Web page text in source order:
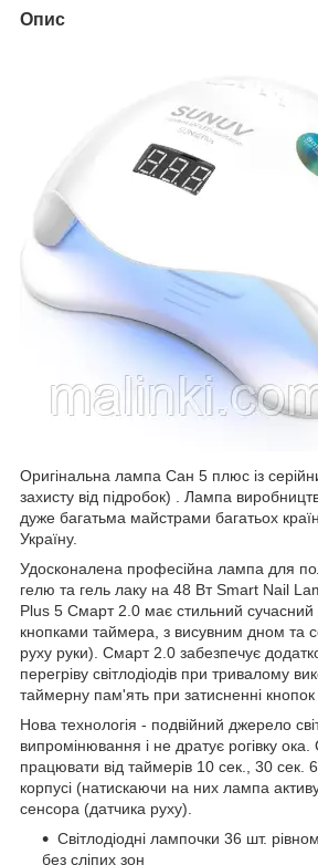
Опис
Оригінальна лампа Сан 5 плюс із
захисту від підробок) . Лампа
дуже багатьма майстрами багатьох
Україну.
Удосконалена професійна лампа для
гелю та гель лаку на 48 Вт Smart Nail
Plus 5 Смарт 2.0 має стильний сучасний
кнопками таймера, з висувним дном та
руху руки). Смарт 2.0 забезпечує
перегріву світлодіодів при тривалому
таймерну пам'ять при затисненні кнопок
Нова технологія - подвійний джерело
випромінювання і не дратує рогівку
працювати від таймерів 10 сек., 30 сек.
корпусі (натискаючи на них лампа
сенсора (датчика руху).
Світлодіодні лампочки 36 шт.
без сліпих зон